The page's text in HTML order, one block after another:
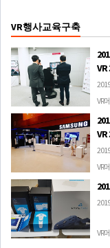
VR행사교육구축
렌
VR
렌
VR
VR